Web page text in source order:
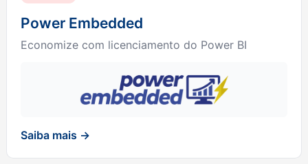
Power Embedded
Economize com licenciamento do Power BI
Saiba mais →